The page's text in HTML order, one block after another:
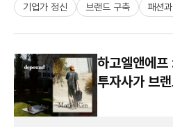
기업가 정신 브랜드 구축 패션
하고엘앤에
투자사가 브